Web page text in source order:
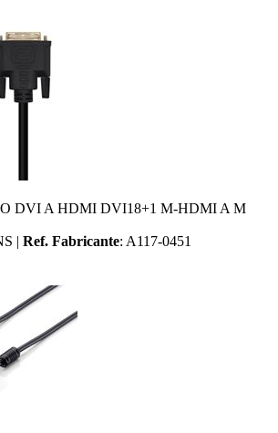
DVI A HDMI DVI18+1 M-HDMI A M
| Ref. Fabricante: A117-0451